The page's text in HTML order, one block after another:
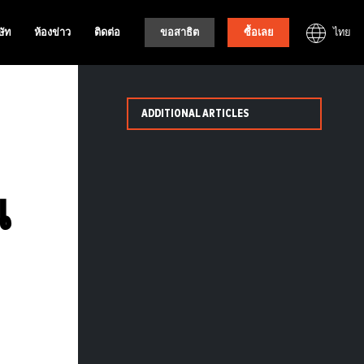
ท ห้องข่าว ติดต่อ ขอสาธิต ซื้อเลย ไทย
ADDITIONAL ARTICLES